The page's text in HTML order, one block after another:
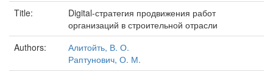
Title:
Digital-стратегия продвижения работ
организаций в строительной отрасли
Authors:
Алитойть, В. О.
Раптунович, О. М.